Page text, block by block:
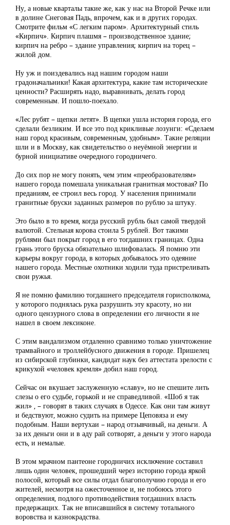
Ну, а новые кварталы такие же, как у нас на Второй Речке или
в долине Снеговая Падь, впрочем, как и в других городах.
Смотрите фильм «С легким паром». Архитектурный стиль
«Кирпич». Кирпич плашмя – производственное здание;
кирпич на ребро – здание управления; кирпич на торец –
жилой дом.
Ну уж и поиздевались над нашим городом наши
градоначальники! Какая архитектура, какие там исторические
ценности? Расширять надо, выравнивать, делать город
современным. И пошло-поехало.
«Лес рубят – щепки летят». В щепки ушла история города, его
сделали безликим. И все это под крикливые лозунги: «Сделаем
наш город красивым, современным, удобным». Такие реляции
шли и в Москву, как свидетельство о неуёмной энергии и
бурной инициативе очередного городничего.
До сих пор не могу понять, чем этим «преобразователям»
нашего города помешала уникальная гранитная мостовая? По
преданиям, ее строил весь город. У населения принимали
гранитные бруски заданных размеров по рублю за штуку.
Это было в то время, когда русский рубль был самой твердой
валютой. Стельная корова стоила 5 рублей. Вот такими
рублями был покрыт город в его тогдашних границах. Одна
грань этого бруска обязательно шлифовалась. Я помню эти
карьеры вокруг города, в которых добывалось это одеяние
нашего города. Местные охотники ходили туда пристреливать
свои ружья.
Я не помню фамилию тогдашнего председателя горисполкома,
у которого поднялась рука разрушить эту красоту, но ни
одного цензурного слова в определении его личности я не
нашел в своем лексиконе.
С этим вандализмом отдаленно сравнимо только уничтожение
трамвайного и троллейбусного движения в городе. Пришелец
из сибирской глубинки, кандидат наук без аттестата зрелости с
крикухой «человек кремля» добил наш город.
Сейчас он вкушает заслуженную «славу», но не спешите лить
слезы о его судьбе, горькой и не справедливой. «Шоб я так
жил» , – говорят в таких случаях в Одессе. Как они там живут
и бедствуют, можно судить на примере Цеповяза и ему
подобным. Наши вертухаи – народ отзывчивый, на деньги. А
за их деньги они и в аду рай сотворят, а деньги у этого народа
есть, и немалые.
В этом мрачном пантеоне городничих исключение составил
лишь один человек, прошедший через историю города яркой
полосой, который все силы отдал благополучию города и его
жителей, несмотря на ожесточенное и, не побоюсь этого
определения, подлого противодействия тогдашних власть
предержащих. Так не вписавшийся в систему тотального
воровства и казнокрадства.